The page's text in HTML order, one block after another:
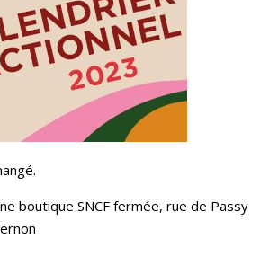
boutique SNCF fermée, rue de Passy